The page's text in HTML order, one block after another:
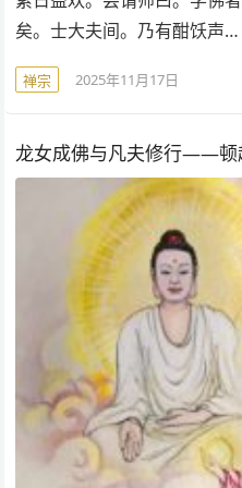
矣。士大夫间。乃有酣饫声…
禅宗 2025年11月17日
龙女成佛与凡夫修行——顿